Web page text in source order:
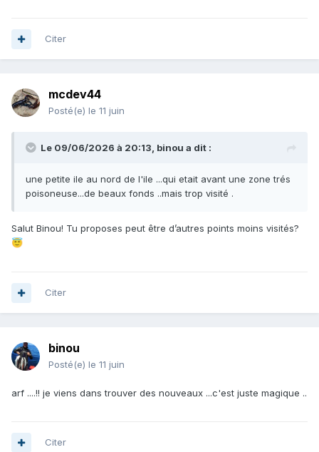
Citer
mcdev44
Posté(e) le 11 juin
Le 09/06/2026 à 20:13, binou a dit :
une petite ile au nord de l'ile ...qui etait avant une zone trés
poisoneuse...de beaux fonds ..mais trop visité .
Salut Binou! Tu proposes peut être d’autres points moins visités?
😇
Citer
binou
Posté(e) le 11 juin
arf ....!! je viens dans trouver des nouveaux ...c'est juste magique ..
Citer